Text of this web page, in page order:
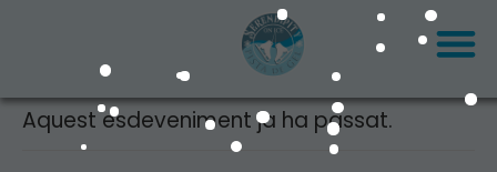
« Tots els Esdeveniments
Aquest esdeveniment ja ha passat.